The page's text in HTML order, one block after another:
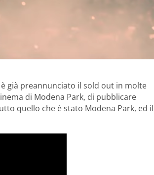
già preannunciato il sold out in molte
di Modena Park, di pubblicare
quello che è stato Modena Park, ed il